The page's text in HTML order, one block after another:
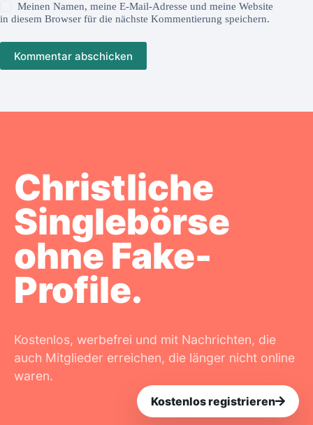
Meinen Namen, meine E-Mail-Adresse und meine Website
in diesem Browser für die nächste Kommentierung speichern.
Kommentar abschicken
Christliche
Singlebörse
ohne Fake-
Profile.
Kostenlos, werbefrei und mit Nachrichten, die
auch Mitglieder erreichen, die länger nicht online
waren.
Kostenlos registrieren